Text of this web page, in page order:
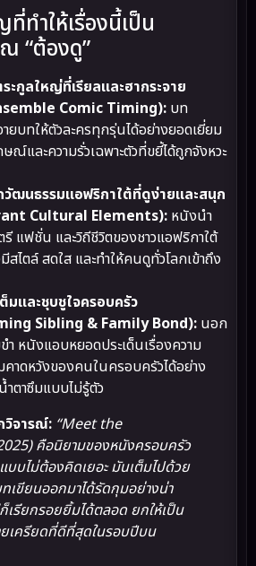
ทำให้เรื่องนี้เป็น
“ต้องดู”
ะกูลใหญ่ที่เรียลและฮากระจาย
Comic Timing): บท
ยบทให้ตัวละครทุกรุ่นได้อย่างยอดเยี่ยม
และความรั่วเฉพาะตัวที่ขยี้ได้ถูกจังหวะ
ฒนธรรมแอฟริกาใต้ที่ดูง่ายและสนุก
Cultural Elements): หนังนำ
แฟชั่น และวิถีชีวิตของชาวแอฟริกาใต้
สไตล์ สดใส และทำให้คนดูทั่วโลกเข้าถึง
มและชุบชูใจครอบครัว
Sibling & Family Bond): นอก
ำ หนังแอบหยอดประเด็นเรื่องความ
าดหวังของคนในครอบครัวได้อย่าง
ตาซึมแบบไม่รู้ตัว
วิจารณ์: “Meet the
คือนิยามของหนังครอบครัว
บไม่ต้องคิดเยอะ มันเต็มไปด้วย
เขียนออกมาได้รัดกุมอย่างน่า
เรียกรอยยิ้มได้ตลอด ยกให้เป็น
เครียดที่ดีที่สุดในรอบปีบน